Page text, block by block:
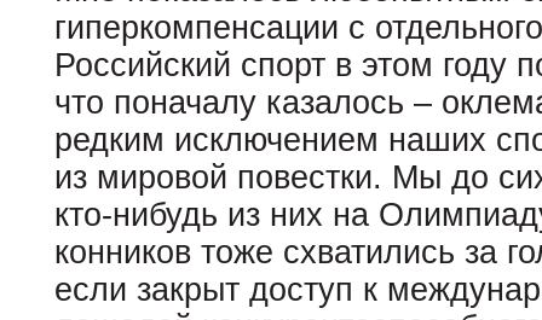
гиперкомпенсации с
Российский спорт в этом году
что поначалу казалось –
редким исключением наших
из мировой повестки. Мы до
кто-нибудь из них на
конников тоже схватились за
если закрыт доступ к